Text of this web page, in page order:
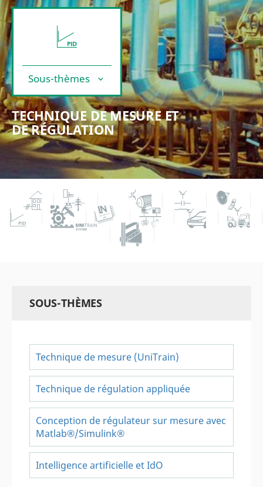
Sous-thèmes
TECHNIQUE DE MESURE ET
DE RÉGULATION
SOUS-THÈMES
Technique de mesure (UniTrain)
Technique de régulation appliquée
Conception de régulateur sur mesure avec
Matlab®/Simulink®
Intelligence artificielle et IdO